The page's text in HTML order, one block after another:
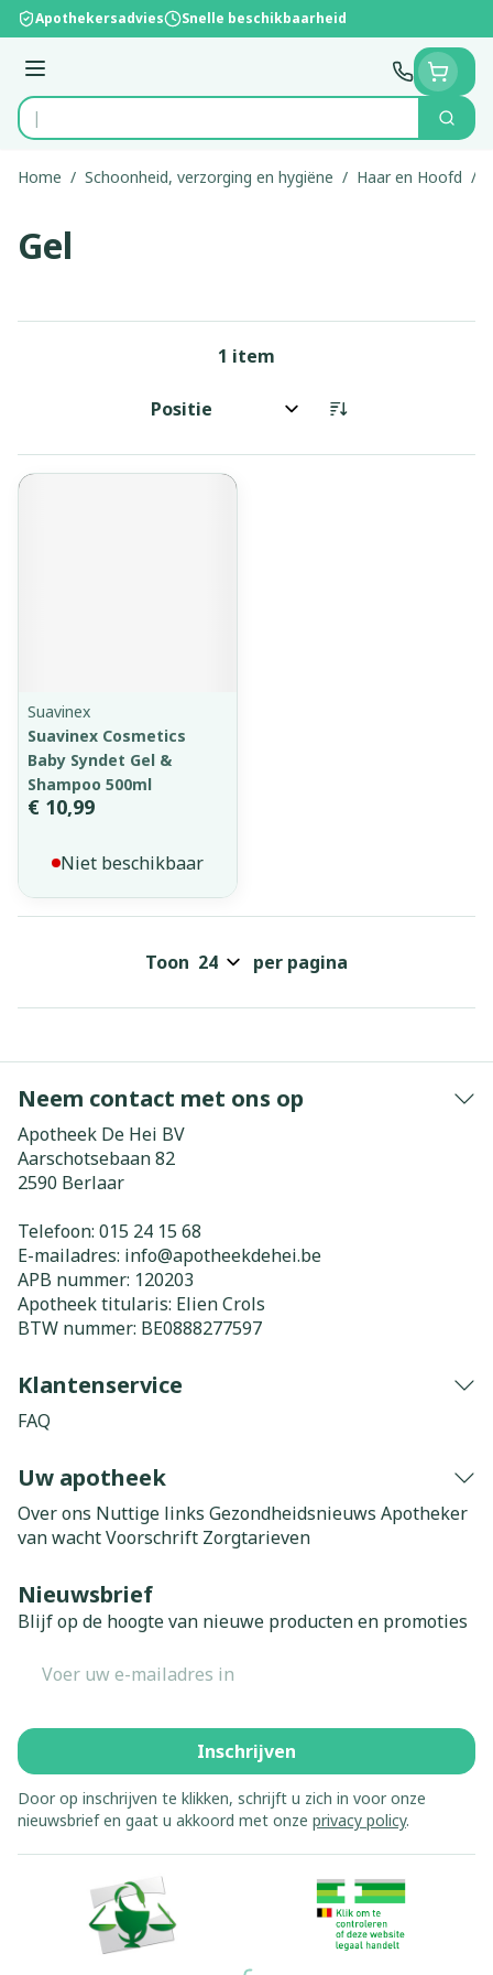
Ga naar de inhoud
Apothekersadvies Snelle beschikbaarheid
Menu
Product, merk, categorie...
Zoek
Home / Schoonheid, verzorging en hygiëne / Haar en Hoofd /
Gel
1 item
Sorteer op:
Suavinex
Suavinex Cosmetics
Baby Syndet Gel &
Shampoo 500ml
€ 10,99
Niet beschikbaar
Toon per pagina
Neem contact met ons op
Apotheek De Hei BV
Aarschotsebaan 82
2590 Berlaar
Telefoon: 015 24 15 68
E-mailadres: info@apotheekdehei.be
APB nummer: 120203
Apotheek titularis: Elien Crols
BTW nummer: BE0888277597
Klantenservice
FAQ
Uw apotheek
Over ons Nuttige links Gezondheidsnieuws Apotheker
van wachtVoorschrift Zorgtarieven
Nieuwsbrief
Blijf op de hoogte van nieuwe producten en promoties
Inschrijven
Door op inschrijven te klikken, schrijft u zich in voor onze
nieuwsbrief en gaat u akkoord met onze privacy policy.